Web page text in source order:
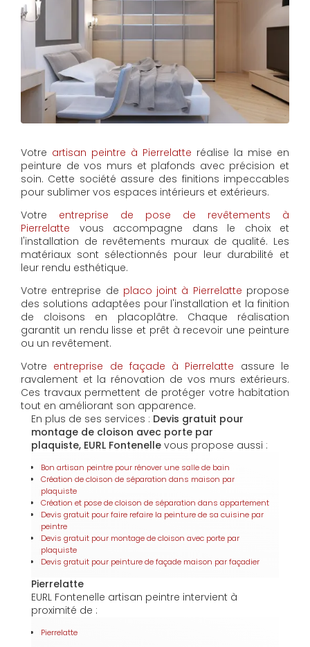
Votre artisan peintre à Pierrelatte réalise la mise en
peinture de vos murs et plafonds avec précision et
soin. Cette société assure des finitions impeccables
pour sublimer vos espaces intérieurs et extérieurs.
Votre entreprise de pose de revêtements à
Pierrelatte vous accompagne dans le choix et
l'installation de revêtements muraux de qualité. Les
matériaux sont sélectionnés pour leur durabilité et
leur rendu esthétique.
Votre entreprise de placo joint à Pierrelatte propose
des solutions adaptées pour l'installation et la finition
de cloisons en placoplâtre. Chaque réalisation
garantit un rendu lisse et prêt à recevoir une peinture
ou un revêtement.
Votre entreprise de façade à Pierrelatte assure le
ravalement et la rénovation de vos murs extérieurs.
Ces travaux permettent de protéger votre habitation
tout en améliorant son apparence.
En plus de ses services : Devis gratuit pour
montage de cloison avec porte par
plaquiste, EURL Fontenelle vous propose aussi :
Bon artisan peintre pour rénover une salle de bain
Création de cloison de séparation dans maison par
plaquiste
Création et pose de cloison de séparation dans appartement
Devis gratuit pour faire refaire la peinture de sa cuisine par
peintre
Devis gratuit pour montage de cloison avec porte par
plaquiste
Devis gratuit pour peinture de façade maison par façadier
Pierrelatte
EURL Fontenelle artisan peintre intervient à
proximité de :
Pierrelatte